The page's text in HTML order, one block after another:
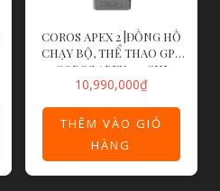
COROS APEX 2 |ĐỒNG HỒ
CHẠY BỘ, THỂ THAO GPS
COROS APEX 2 – GHI
10,990,000₫
THÊM VÀO GIỎ
HÀNG